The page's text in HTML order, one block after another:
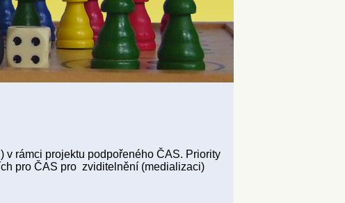
v rámci projektu podpořeného ČAS. Priority
pro ČAS pro zviditelnění (medializaci)